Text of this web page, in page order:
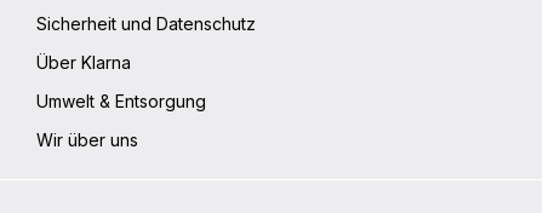
Sicherheit und Datenschutz
Über Klarna
Umwelt & Entsorgung
Wir über uns